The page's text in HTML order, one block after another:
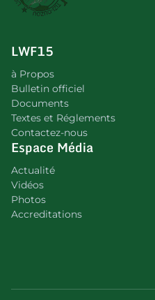
LWF15
à Propos
Bulletin officiel
Documents
Textes et Réglements
Contactez-nous
Espace Média
Actualité
Vidéos
Photos
Accreditations